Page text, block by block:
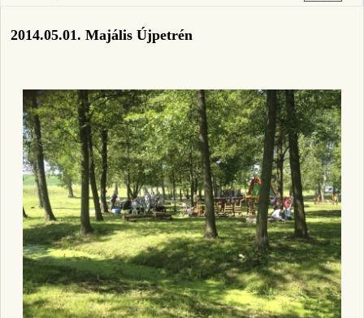
2014.05.01. Majális Újpetrén